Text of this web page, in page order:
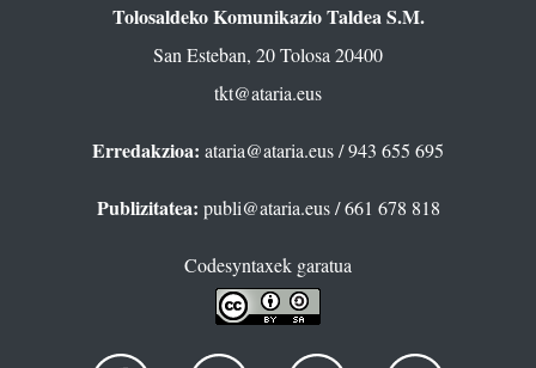
Tolosaldeko Komunikazio Taldea S.M.
San Esteban, 20 Tolosa 20400
tkt@ataria.eus
Erredakzioa: ataria@ataria.eus/ 943 655 695
Publizitatea: publi@ataria.eus/ 661 678 818
Codesyntaxek garatua